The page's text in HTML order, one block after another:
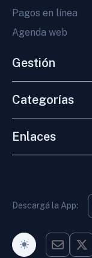
Pagos en línea
Agenda web
Gestión
Categorías
Enlaces
Descargá la App:
Modo Oscuro